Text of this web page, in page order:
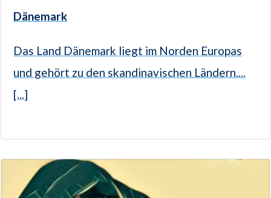
Dänemark
Das Land Dänemark liegt im Norden Europas
und gehört zu den skandinavischen Ländern....
[...]